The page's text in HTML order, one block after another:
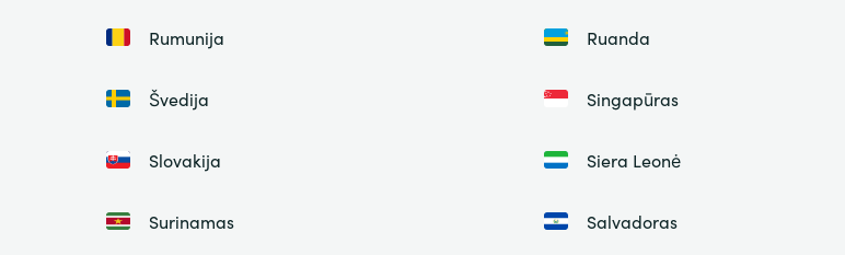
Rumunija Ruanda
Švedija Singapūras
Slovakija Siera Leonė
Surinamas Salvadoras